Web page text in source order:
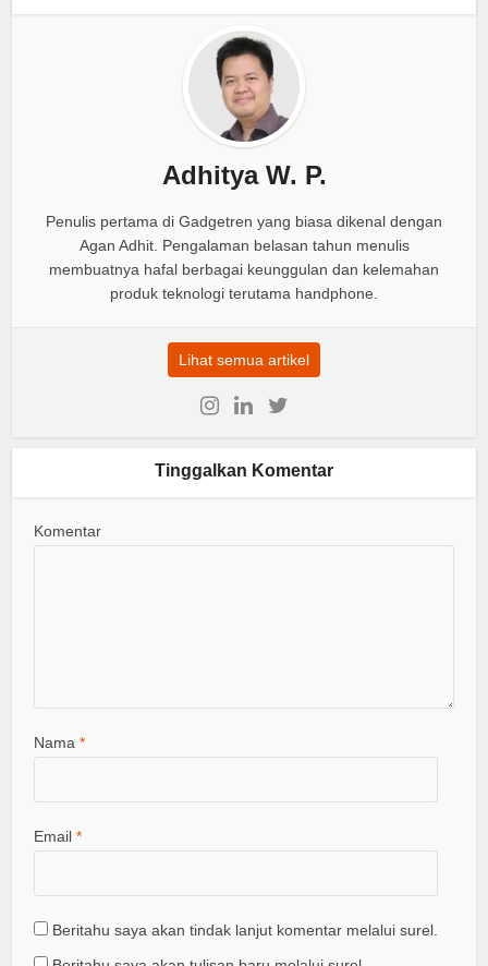
Adhitya W. P.
Penulis pertama di Gadgetren yang biasa dikenal dengan
Agan Adhit. Pengalaman belasan tahun menulis
membuatnya hafal berbagai keunggulan dan kelemahan
produk teknologi terutama handphone.
Lihat semua artikel
Tinggalkan Komentar
Komentar
Nama*
Email*
Beritahu saya akan tindak lanjut komentar melalui surel.